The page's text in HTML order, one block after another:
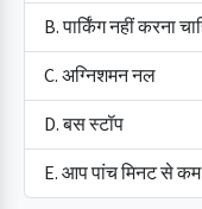
B. पार्किंग नहीं करना
C. अग्निशमन नल
D. बस स्टॉप
E. आप पांच मिनट से